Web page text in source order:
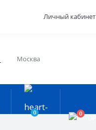
Личный кабинет
Москва
0 0